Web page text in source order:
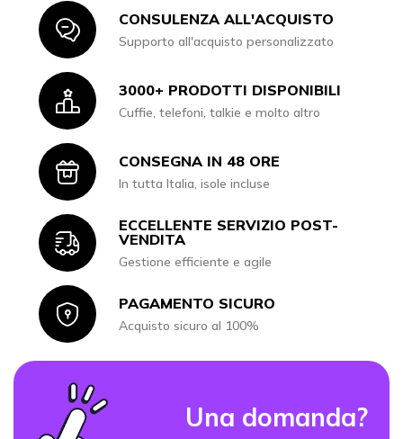
IconCONSULENZA ALL'ACQUISTO
Supporto all'acquisto personalizzato
Icon3000+ PRODOTTI DISPONIBILI
Cuffie, telefoni, talkie e molto altro
IconCONSEGNA IN 48 ORE
In tutta Italia, isole incluse
Icon
ECCELLENTE SERVIZIO POST-
VENDITA
Gestione efficiente e agile
IconPAGAMENTO SICURO
Acquisto sicuro al 100%
Una domanda?